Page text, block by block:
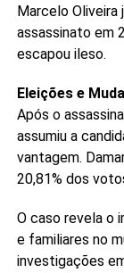
Marcelo
assassinato em
escapou ileso.
Eleições e
Após o
assumiu a
vantagem.
20,81% dos
O caso revela o
e familiares no
investigações